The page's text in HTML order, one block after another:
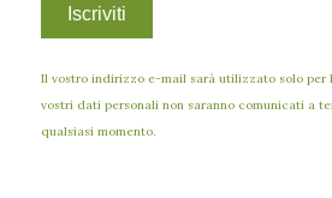
Il vostro indirizzo e-mail sarà utilizzato solo per
vostri dati personali non saranno comunicati a
qualsiasi momento.